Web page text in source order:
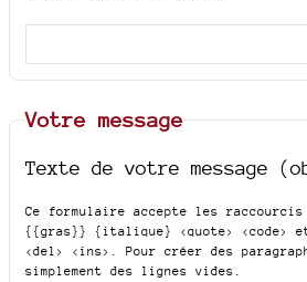
Votre message
Texte de votre message
Ce formulaire accepte les raccourcis
{{gras}} {italique} <quote> <code>
<del> <ins>
. Pour créer des
simplement des lignes vides.